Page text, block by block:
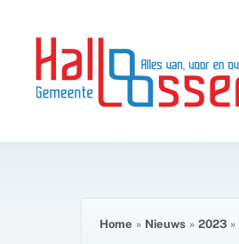
inhoud
inhoud
Home Nieuws 2023